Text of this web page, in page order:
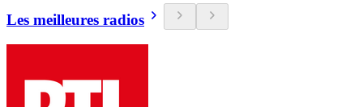
Les meilleures radios